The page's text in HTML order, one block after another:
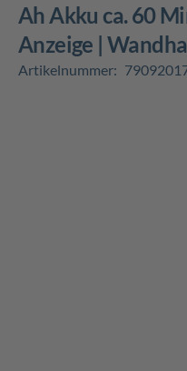
Ah Akku ca. 60
Anzeige |
Artikelnummer: